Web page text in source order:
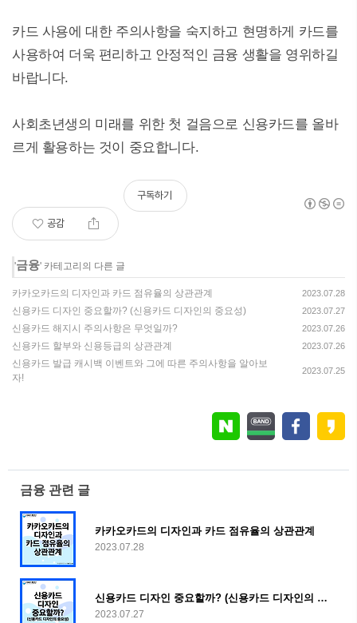
카드 사용에 대한 주의사항을 숙지하고 현명하게 카드를
사용하여 더욱 편리하고 안정적인 금융 생활을 영위하길
바랍니다.
사회초년생의 미래를 위한 첫 걸음으로 신용카드를 올바
르게 활용하는 것이 중요합니다.
공감
구독하기
'금융' 카테고리의 다른 글
카카오카드의 디자인과 카드 점유율의 상관관계 2023.07.28
신용카드 디자인 중요할까? (신용카드 디자인의 중요성) 2023.07.27
신용카드 해지시 주의사항은 무엇일까? 2023.07.26
신용카드 할부와 신용등급의 상관관계 2023.07.26
신용카드 발급 캐시백 이벤트와 그에 따른 주의사항을 알아보
자!
2023.07.25
금융 관련 글
카카오카드의 디자인과 카드 점유율의 상관관계
2023.07.28
신용카드 디자인 중요할까? (신용카드 디자인의 중요성)
2023.07.27